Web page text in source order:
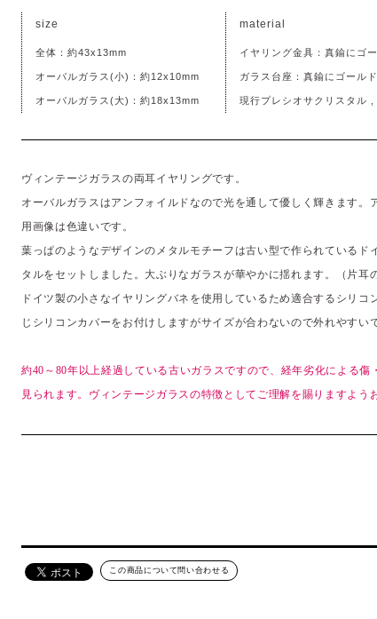
size
全体：約43x13mm
オーバルガラス(小)：約12x10mm
オーバルガラス(大)：約18x13mm
material
イヤリング金具：真鍮にゴ
ガラス台座：真鍮にゴール
現行プレシオサクリスタル ,
ヴィンテージガラスの両耳イヤリングです。
オーバルガラスはアンフォイルドなので光を通して優しく輝きます
用画像は色違いです。
葉っぱのようなデザインのメタルモチーフは古い型で作られている
タルをセットしました。大ぶりなガラスが華やかに揺れます。（片耳
ドイツ製の小さなイヤリングバネを使用しているため適合するシリ
じシリコンカバーをお付けしますがサイズが合わないので外れやすい
約40～80年以上経過している古いガラスですので、経年劣化による
見られます。ヴィンテージガラスの特徴としてご理解を賜りますよう
この商品について問い合わせる